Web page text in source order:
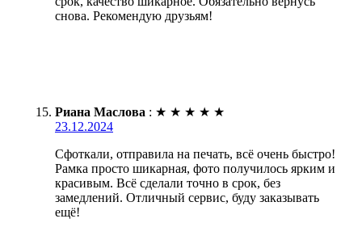
снова. Рекомендую друзьям!
Риана Маслова : ★ ★ ★ ★ ★
23.12.2024
Сфоткали, отправила на печать, всё очень быстро!
Рамка просто шикарная, фото получилось ярким и
красивым. Всё сделали точно в срок, без
замедлений. Отличный сервис, буду заказывать
ещё!